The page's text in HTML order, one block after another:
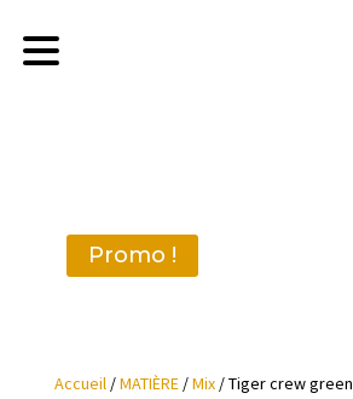
Promo !
Accueil/MATIÈRE/Mix/ Tiger crew green